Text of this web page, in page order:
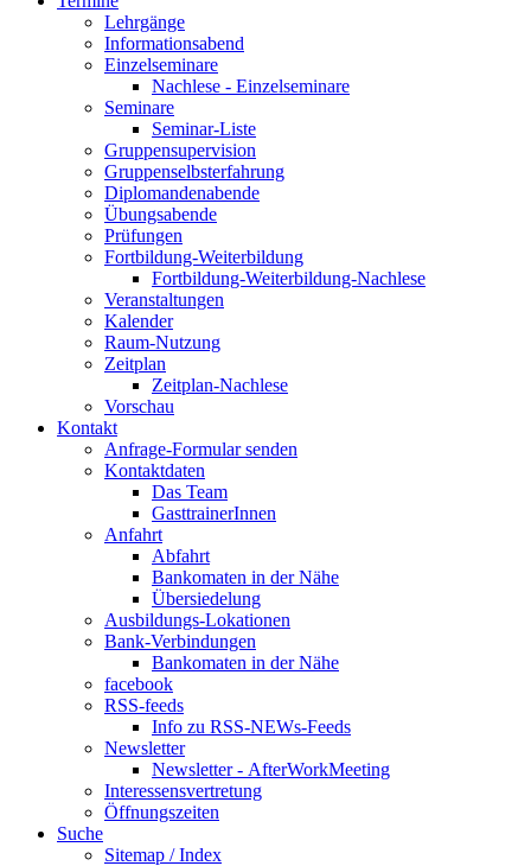
Lehrgänge
Informationsabend
Einzelseminare
Nachlese - Einzelseminare
Seminare
Seminar-Liste
Gruppensupervision
Gruppenselbsterfahrung
Diplomandenabende
Übungsabende
Prüfungen
Fortbildung-Weiterbildung
Fortbildung-Weiterbildung-Nachlese
Veranstaltungen
Kalender
Raum-Nutzung
Zeitplan
Zeitplan-Nachlese
Vorschau
Kontakt
Anfrage-Formular senden
Kontaktdaten
Das Team
GasttrainerInnen
Anfahrt
Abfahrt
Bankomaten in der Nähe
Übersiedelung
Ausbildungs-Lokationen
Bank-Verbindungen
Bankomaten in der Nähe
facebook
RSS-feeds
Info zu RSS-NEWs-Feeds
Newsletter
Newsletter - AfterWorkMeeting
Interessensvertretung
Öffnungszeiten
Suche
Sitemap / Index